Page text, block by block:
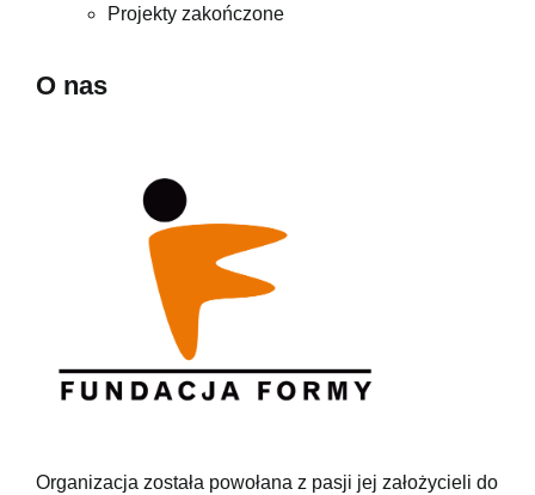
Projekty zakończone
O nas
Organizacja została powołana z pasji jej założycieli do